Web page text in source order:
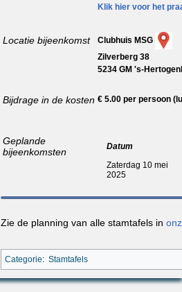
Klik hier voor het
Locatie bijeenkomst
Clubhuis MSG
Zilverberg 38
5234 GM 's-
Bijdrage in de kosten € 5.00 per persoon
Geplande
bijeenkomsten
Datum
Zaterdag 10 mei
2025
Zie de planning van alle stamtafels in
Categorie: Stamtafels